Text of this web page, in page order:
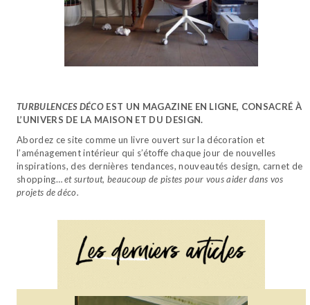
TURBULENCES DÉCO EST UN MAGAZINE EN LIGNE, CONSACRÉ À
L’UNIVERS DE LA MAISON ET DU DESIGN.
Abordez ce site comme un livre ouvert sur la décoration et
l’aménagement intérieur qui s’étoffe chaque jour de nouvelles
inspirations, des dernières tendances, nouveautés design, carnet de
shopping…et surtout, beaucoup de pistes pour vous aider dans vos
projets de déco.